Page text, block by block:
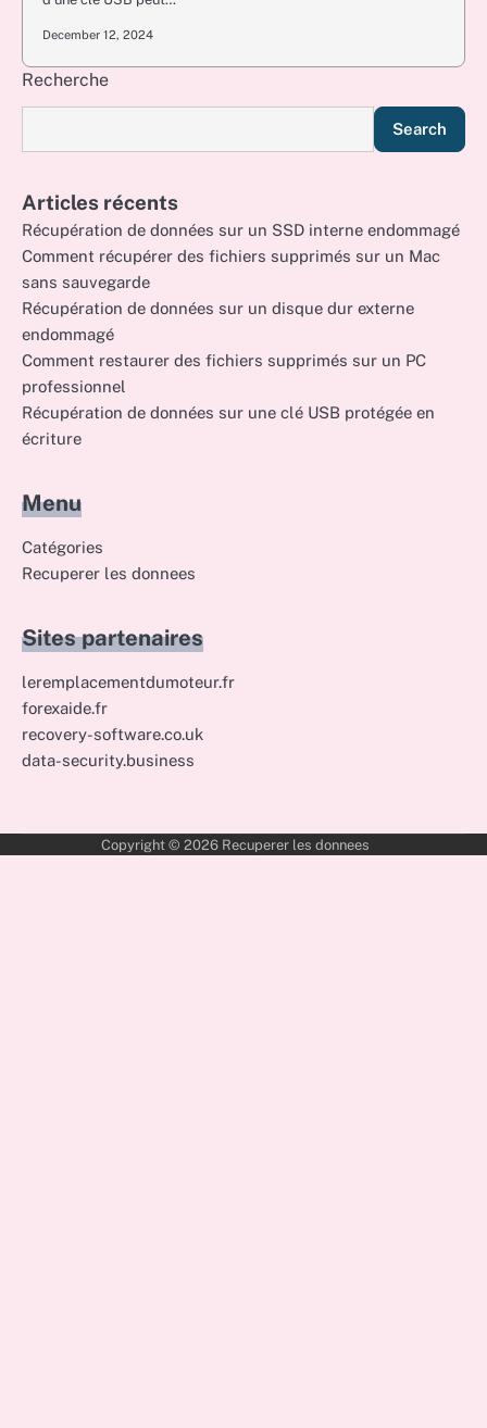
December 12, 2024
Recherche
Search
Articles récents
Récupération de données sur un SSD interne endommagé
Comment récupérer des fichiers supprimés sur un Mac
sans sauvegarde
Récupération de données sur un disque dur externe
endommagé
Comment restaurer des fichiers supprimés sur un PC
professionnel
Récupération de données sur une clé USB protégée en
écriture
Menu
Catégories
Recuperer les donnees
Sites partenaires
leremplacementdumoteur.fr
forexaide.fr
recovery-software.co.uk
data-security.business
Copyright © 2026 Recuperer les donnees